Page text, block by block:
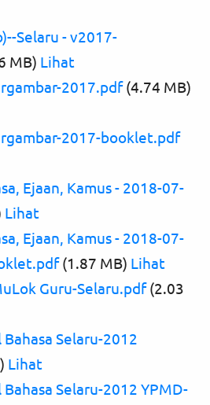
Selaru - v2017-
MB) Lihat
2017.pdf(4.74 MB)
2017-booklet.pdf
Ejaan, Kamus - 2018-07-
Lihat
Ejaan, Kamus - 2018-07-
(1.87 MB) Lihat
Guru-Selaru.pdf(2.03
Selaru-2012
Lihat
Selaru-2012 YPMD-